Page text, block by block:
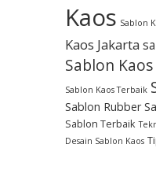
Kaos Sablon
Kaos Jakarta
Sablon
Sablon Kaos Terbaik
Sablon Rubber
Sablon Terbaik
Desain Sablon Kaos